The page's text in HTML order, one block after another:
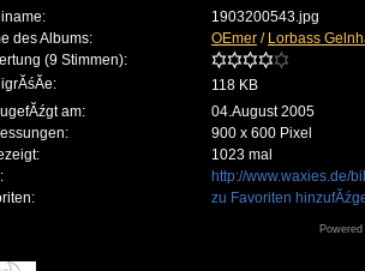
1903200543.jpg
des Albums:
OEmer / Lorbass
(9 Stimmen):
118 KB
am:
04.August 2005
900 x 600 Pixel
1023 mal
http://www.waxies.de/
zu Favoriten